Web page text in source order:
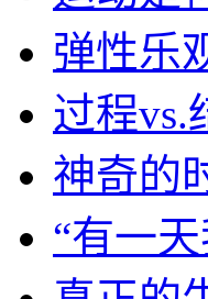
弹性乐
过程vs.
神奇的
“有一